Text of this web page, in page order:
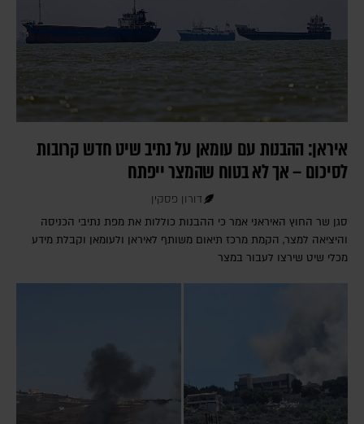
איראן: ההבנות עם עומאן על נתיב שיט חדש קרובות
לסיכום – אך לא בטוח שהמצר ייפתח
דורון פסקין
סגן שר החוץ האיראני אמר כי ההבנות כוללות את מפת נתיבי הכניסה
והיציאה למצר, הקמת מרכז תיאום משותף לאיראן ולעומאן וקבלת מידע
מכלי שיט שירצו לעבור במצר